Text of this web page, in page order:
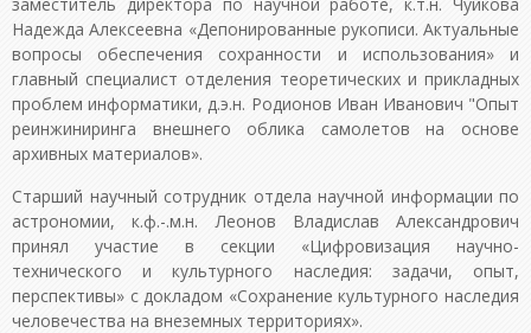
Надежда Алексеевна «Депонированные рукописи. Актуальные
вопросы обеспечения сохранности и использования» и
главный специалист отделения теоретических и прикладных
проблем информатики, д.э.н. Родионов Иван Иванович "Опыт
реинжиниринга внешнего облика самолетов на основе
архивных материалов».
Старший научный сотрудник отдела научной информации по
астрономии, к.ф.-.м.н. Леонов Владислав Александрович
принял участие в секции «Цифровизация научно-
технического и культурного наследия: задачи, опыт,
перспективы» с докладом «Сохранение культурного наследия
человечества на внеземных территориях».